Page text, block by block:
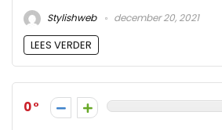
Stylishweb
december 20, 2021
LEES VERDER
0